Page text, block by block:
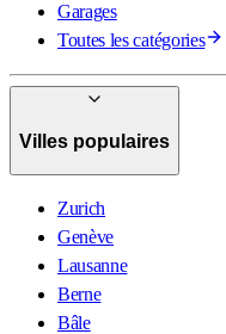
Garages
Toutes les catégories
Villes populaires
Zurich
Genève
Lausanne
Berne
Bâle